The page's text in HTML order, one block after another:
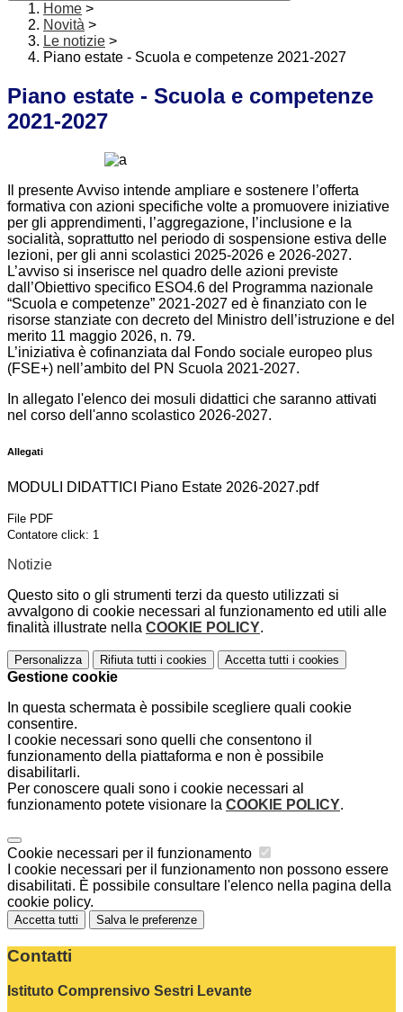
Home >
Novità >
Le notizie >
Piano estate - Scuola e competenze 2021-2027
Piano estate - Scuola e competenze
2021-2027
Il presente Avviso intende ampliare e sostenere l’offerta
formativa con azioni specifiche volte a promuovere iniziative
per gli apprendimenti, l’aggregazione, l’inclusione e la
socialità, soprattutto nel periodo di sospensione estiva delle
lezioni, per gli anni scolastici 2025-2026 e 2026-2027.
L’avviso si inserisce nel quadro delle azioni previste
dall’Obiettivo specifico ESO4.6 del Programma nazionale
“Scuola e competenze” 2021-2027 ed è finanziato con le
risorse stanziate con decreto del Ministro dell’istruzione e del
merito 11 maggio 2026, n. 79.
L’iniziativa è cofinanziata dal Fondo sociale europeo plus
(FSE+) nell’ambito del PN Scuola 2021-2027.
In allegato l'elenco dei mosuli didattici che saranno attivati
nel corso dell'anno scolastico 2026-2027.
Allegati
MODULI DIDATTICI Piano Estate 2026-2027.pdf
File PDF
Contatore click: 1
Notizie
Questo sito o gli strumenti terzi da questo utilizzati si
avvalgono di cookie necessari al funzionamento ed utili alle
finalità illustrate nella COOKIE POLICY.
Personalizza Rifiuta tutti i cookies Accetta tutti i cookies
Gestione cookie
In questa schermata è possibile scegliere quali cookie
consentire.
I cookie necessari sono quelli che consentono il
funzionamento della piattaforma e non è possibile
disabilitarli.
Per conoscere quali sono i cookie necessari al
funzionamento potete visionare la COOKIE POLICY.
Cookie necessari per il funzionamento
I cookie necessari per il funzionamento non possono essere
disabilitati. È possibile consultare l'elenco nella pagina della
cookie policy.
Accetta tutti Salva le preferenze
Contatti
Istituto Comprensivo Sestri Levante